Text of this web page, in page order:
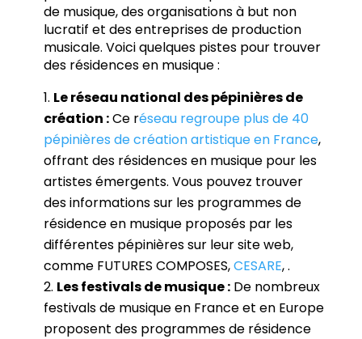
de musique, des organisations à but non
lucratif et des entreprises de production
musicale. Voici quelques pistes pour trouver
des résidences en musique :
Le réseau national des pépinières de
création :Ce réseau regroupe plus de 40
pépinières de création artistique en France,
offrant des résidences en musique pour les
artistes émergents. Vous pouvez trouver
des informations sur les programmes de
résidence en musique proposés par les
différentes pépinières sur leur site web,
comme FUTURES COMPOSES,CESARE, .
Les festivals de musique :De nombreux
festivals de musique en France et en Europe
proposent des programmes de résidence